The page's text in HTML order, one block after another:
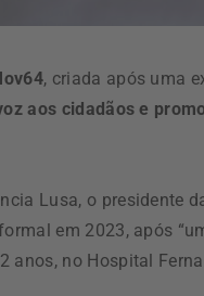
, criada após uma
aos cidadãos e
Lusa, o presidente
em 2023, após
anos, no Hospital